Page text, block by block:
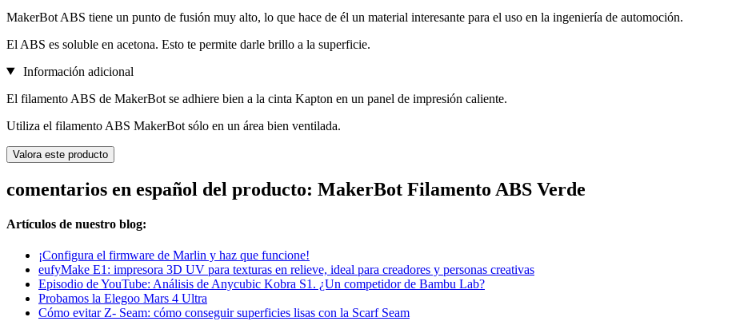
MakerBot ABS tiene un punto de fusión muy alto, lo que hace de él un material interesante para el uso en la ingeniería de automoción.
El ABS es soluble en acetona. Esto te permite darle brillo a la superficie.
Información adicional
El filamento ABS de MakerBot se adhiere bien a la cinta Kapton en un panel de impresión caliente.
Utiliza el filamento ABS MakerBot sólo en un área bien ventilada.
Valora este producto
comentarios en español del producto: MakerBot Filamento ABS Verde
Artículos de nuestro blog:
¡Configura el firmware de Marlin y haz que funcione!
eufyMake E1: impresora 3D UV para texturas en relieve, ideal para creadores y personas creativas
Episodio de YouTube: Análisis de Anycubic Kobra S1. ¿Un competidor de Bambu Lab?
Probamos la Elegoo Mars 4 Ultra
Cómo evitar Z- Seam: cómo conseguir superficies lisas con la Scarf Seam